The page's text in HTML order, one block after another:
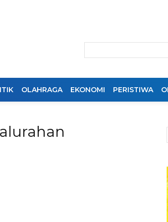
OLAHRAGA EKONOMI PERISTIWA